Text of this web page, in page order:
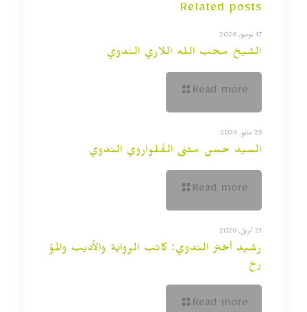
Related posts
17 يونيو, 2026
الشيخ محب الله اللاري الندوي
Read more
25 مايو, 2026
السيد حسن مثنى الفُلواروي الندوي
Read more
21 أبريل, 2026
رشيد أختر الندوي: كاتب الرواية والأديب والمؤ
رخ
Read more